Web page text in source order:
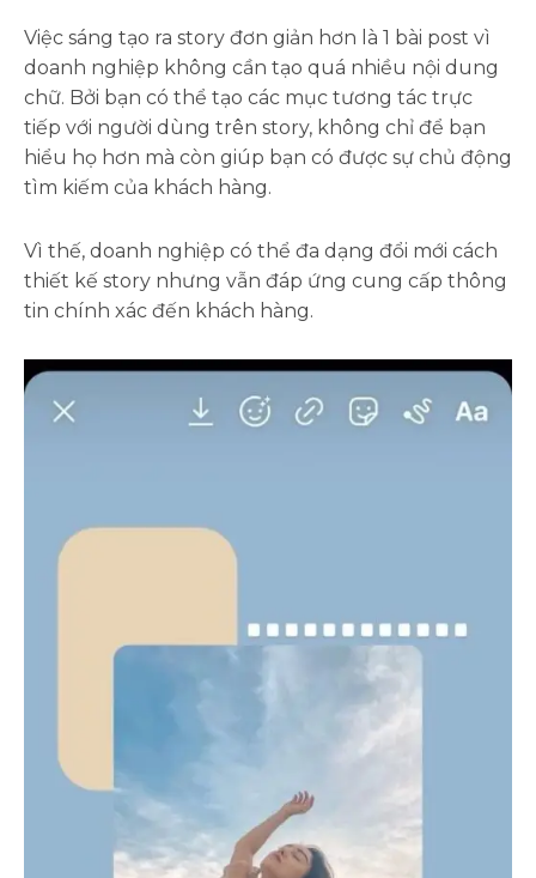
Việc sáng tạo ra story đơn giản hơn là 1 bài post vì
doanh nghiệp không cần tạo quá nhiều nội dung
chữ. Bởi bạn có thể tạo các mục tương tác trực
tiếp với người dùng trên story, không chỉ để bạn
hiểu họ hơn mà còn giúp bạn có được sự chủ động
tìm kiếm của khách hàng.
Vì thế, doanh nghiệp có thể đa dạng đổi mới cách
thiết kế story nhưng vẫn đáp ứng cung cấp thông
tin chính xác đến khách hàng.